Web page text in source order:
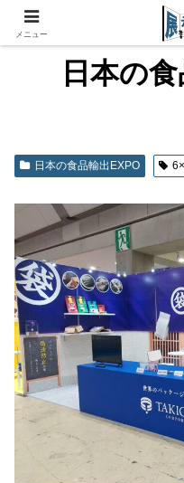
日本の
日本の食品輸出EXPO
メニュー